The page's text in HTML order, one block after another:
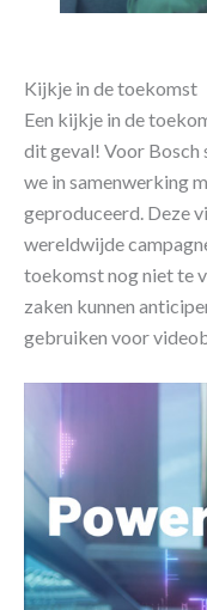
Kijkje in de toekomst
Een kijkje in de
dit geval! Voor Bosch
we in samenwerking
geproduceerd. Deze
wereldwijde
toekomst nog niet te
zaken kunnen
gebruiken voor